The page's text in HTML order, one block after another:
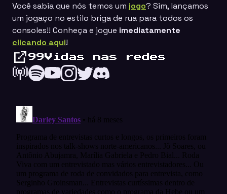
Você sabia que nós temos um jogo? Sim, lançamos
um jogaço no estilo briga de rua para todos os
consoles!! Conheça e jogue imediatamente
clicando aqui!
99Vidas nas redes